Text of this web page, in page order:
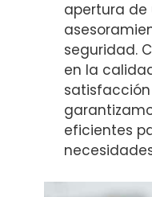
apertura de
seguridad.
en la
eficientes